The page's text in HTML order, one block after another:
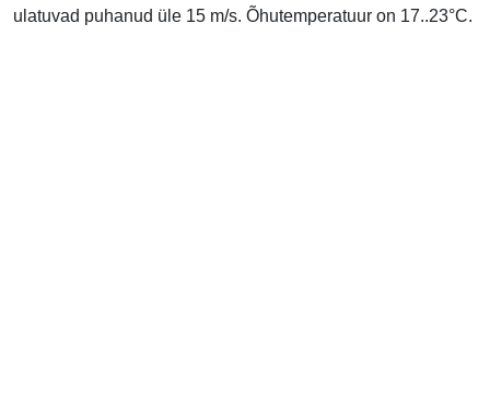
ulatuvad puhanud üle 15 m/s. Õhutemperatuur on 17..23°C.